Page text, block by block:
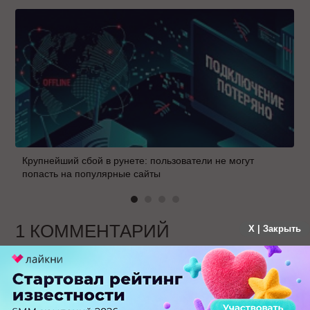
Крупнейший сбой в рунете: пользователи не могут
попасть на популярные сайты
1 КОММЕНТАРИЙ
yavnashan.ru
больше года назад
X | Закрыть